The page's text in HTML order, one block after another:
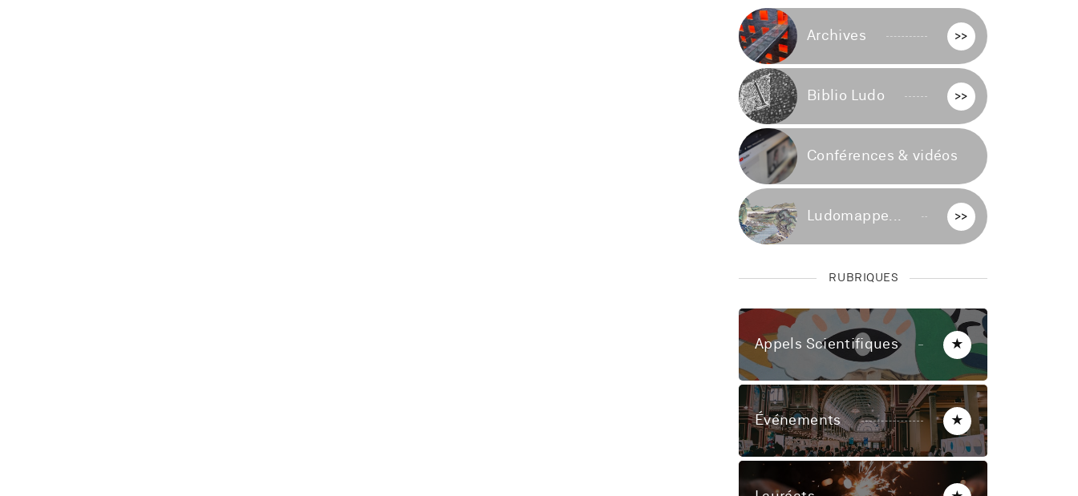
Archives >>
Biblio Ludo >>
Conférences & vidéos
Ludomappe... >>
RUBRIQUES
Appels Scientifiques ★
Événements ★